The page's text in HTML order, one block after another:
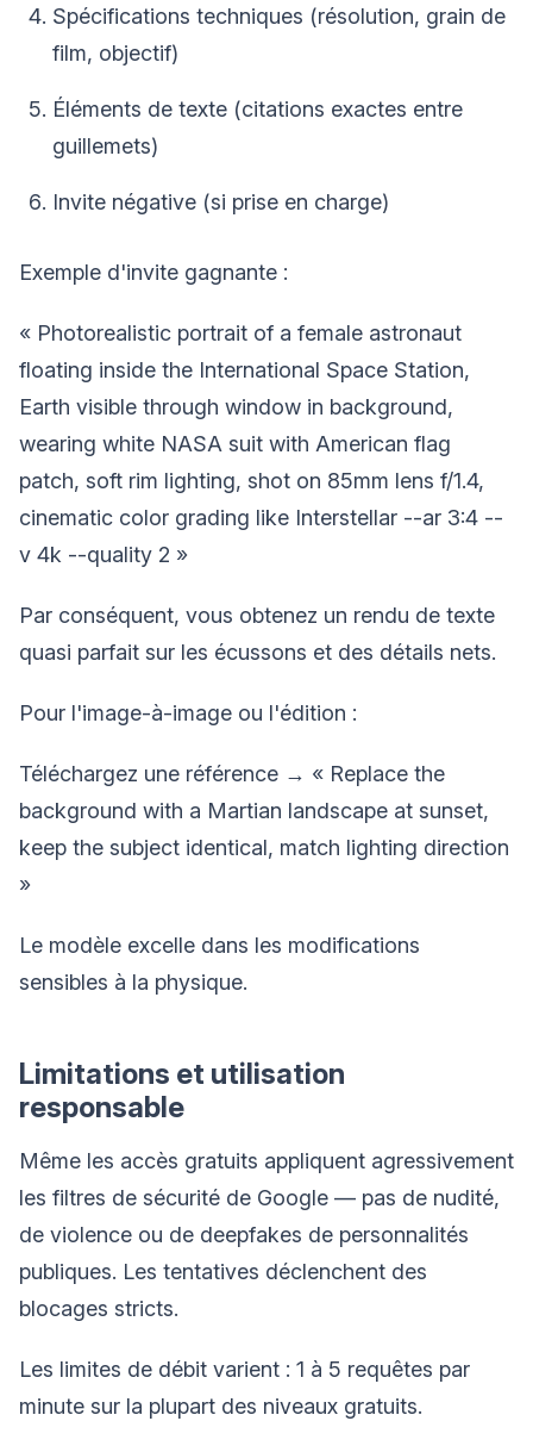
Spécifications techniques (résolution, grain de
film, objectif)
Éléments de texte (citations exactes entre
guillemets)
Invite négative (si prise en charge)
Exemple d'invite gagnante :
« Photorealistic portrait of a female astronaut
floating inside the International Space Station,
Earth visible through window in background,
wearing white NASA suit with American flag
patch, soft rim lighting, shot on 85mm lens f/1.4,
cinematic color grading like Interstellar --ar 3:4 --
v 4k --quality 2 »
Par conséquent, vous obtenez un rendu de texte
quasi parfait sur les écussons et des détails nets.
Pour l'image-à-image ou l'édition :
Téléchargez une référence → « Replace the
background with a Martian landscape at sunset,
keep the subject identical, match lighting direction
»
Le modèle excelle dans les modifications
sensibles à la physique.
Limitations et utilisation
responsable
Même les accès gratuits appliquent agressivement
les filtres de sécurité de Google — pas de nudité,
de violence ou de deepfakes de personnalités
publiques. Les tentatives déclenchent des
blocages stricts.
Les limites de débit varient : 1 à 5 requêtes par
minute sur la plupart des niveaux gratuits.